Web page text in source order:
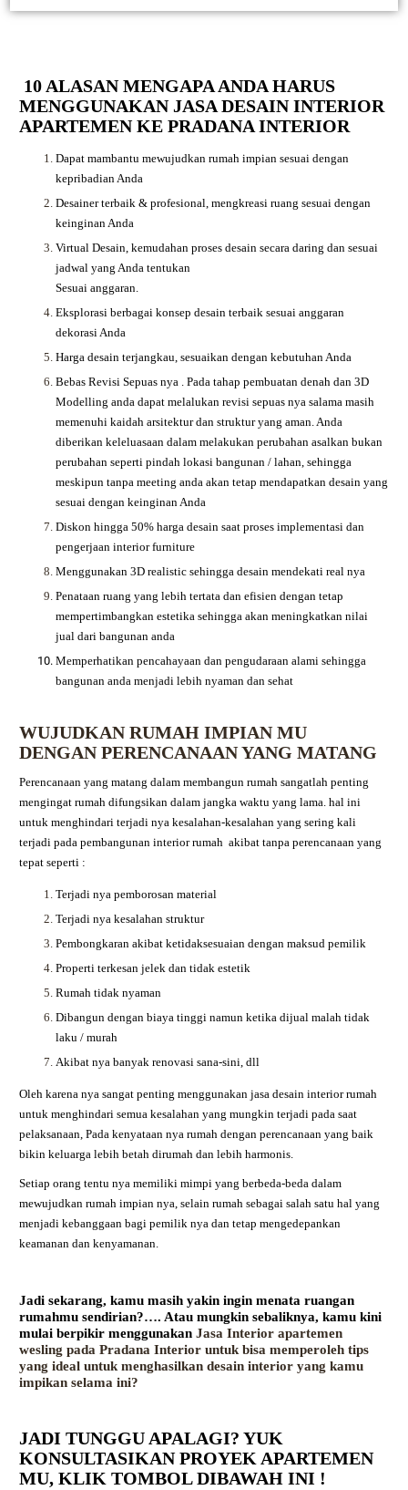
10 ALASAN MENGAPA ANDA HARUS
MENGGUNAKAN JASA DESAIN INTERIOR
APARTEMEN KE PRADANA INTERIOR
Dapat mambantu mewujudkan rumah impian sesuai dengan
kepribadian Anda
Desainer terbaik & profesional, mengkreasi ruang sesuai dengan
keinginan Anda
Virtual Desain, kemudahan proses desain secara daring dan sesuai
jadwal yang Anda tentukan
Sesuai anggaran.
Eksplorasi berbagai konsep desain terbaik sesuai anggaran
dekorasi Anda
Harga desain terjangkau, sesuaikan dengan kebutuhan Anda
Bebas Revisi Sepuas nya .Pada tahap pembuatan denah dan 3D
Modelling anda dapat melalukan revisi sepuas nya salama masih
memenuhi kaidah arsitektur dan struktur yang aman. Anda
diberikan keleluasaan dalam melakukan perubahan asalkan bukan
perubahan seperti pindah lokasi bangunan / lahan, sehingga
meskipun tanpa meeting anda akan tetap mendapatkan desain yang
sesuai dengan keinginan Anda
Diskon hingga 50% harga desain saat proses implementasi dan
pengerjaan interior furniture
Menggunakan 3D realistic sehingga desain mendekati real nya
Penataan ruang yang lebih tertata dan efisien dengan tetap
mempertimbangkan estetika sehingga akan meningkatkan nilai
jual dari bangunan anda
Memperhatikan pencahayaan dan pengudaraan alami sehingga
bangunan anda menjadi lebih nyaman dan sehat
WUJUDKAN RUMAH IMPIAN MU
DENGAN PERENCANAAN YANG MATANG
Perencanaan yang matang dalam membangun rumah sangatlah penting
mengingat rumah difungsikan dalam jangka waktu yang lama. hal ini
untuk menghindari terjadi nya kesalahan-kesalahan yang sering kali
terjadi pada pembangunan interior rumah akibat tanpa perencanaan yang
tepat seperti :
Terjadi nya pemborosan material
Terjadi nya kesalahan struktur
Pembongkaran akibat ketidaksesuaian dengan maksud pemilik
Properti terkesan jelek dan tidak estetik
Rumah tidak nyaman
Dibangun dengan biaya tinggi namun ketika dijual malah tidak
laku / murah
Akibat nya banyak renovasi sana-sini, dll
Oleh karena nya sangat penting menggunakan jasa desain interior rumah
untuk menghindari semua kesalahan yang mungkin terjadi pada saat
pelaksanaan, Pada kenyataan nya rumah dengan perencanaan yang baik
bikin keluarga lebih betah dirumah dan lebih harmonis.
Setiap orang tentu nya memiliki mimpi yang berbeda-beda dalam
mewujudkan rumah impian nya, selain rumah sebagai salah satu hal yang
menjadi kebanggaan bagi pemilik nya dan tetap mengedepankan
keamanan dan kenyamanan.
Jadi sekarang, kamu masih yakin ingin menata ruangan
rumahmu sendirian?…. Atau mungkin sebaliknya, kamu kini
mulai berpikir menggunakanJasa Interior apartemen
wesling pada Pradana Interior untuk bisa memperoleh tips
yang ideal untuk menghasilkan desain interior yang kamu
impikan selama ini?
JADI TUNGGU APALAGI? YUK
KONSULTASIKAN PROYEK APARTEMEN
MU,KLIK TOMBOL DIBAWAH INI !